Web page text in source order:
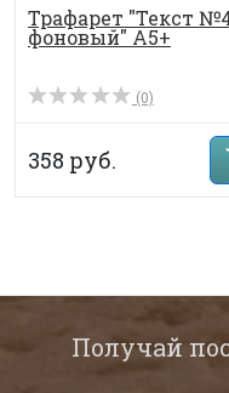
Трафарет "Текст
фоновый" А5+
(0)
358 руб.
Получай